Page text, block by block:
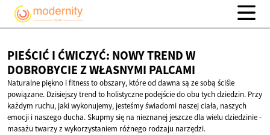
PIEŚCIĆ I ĆWICZYĆ: NOWY TREND W
DOBROBYCIE ZWŁASNYMI PALCAMI
Naturalne piękno i fitness to obszary, które od dawna są ze sobą ściśle
powiązane. Dzisiejszy trend to holistyczne podejście do obu tych dziedzin. Przy
każdym ruchu, jaki wykonujemy, jesteśmy świadomi naszej ciała, naszych
emocji i naszego ducha. Skupmy się na nieznanej jeszcze dla wielu dziedzinie -
masażu twarzy z wykorzystaniem różnego rodzaju narzędzi.